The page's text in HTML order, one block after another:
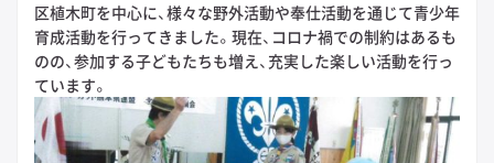
区植木町を中心に、様々な野外活動や奉仕活動を通じて青少年
育成活動を行ってきました。現在、コロナ禍での制約はあるも
のの、参加する子どもたちも増え、充実した楽しい活動を行っ
ています。